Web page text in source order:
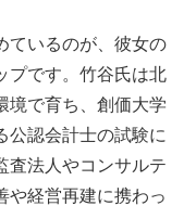
ているのが、彼女の
プです。竹谷氏は北
境で育ち、創価大学
公認会計士の試験に
査法人やコンサルテ
や経営再建に携わっ